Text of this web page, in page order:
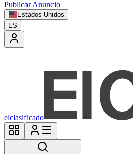
Publicar Anuncio
Estados Unidos
ES
elclasificado